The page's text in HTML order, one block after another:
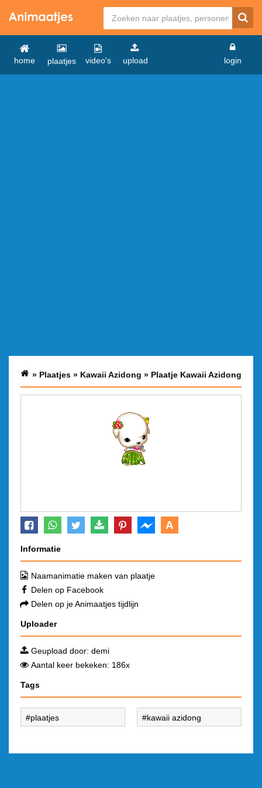
home plaatjes video's upload login
» Plaatjes » Kawaii Azidong » Plaatje Kawaii Azidong
A
Informatie
Naamanimatie maken van plaatje
Delen op Facebook
Delen op je Animaatjes tijdlijn
Uploader
Geupload door: demi
Aantal keer bekeken: 186x
Tags
plaatjes kawaii azidong